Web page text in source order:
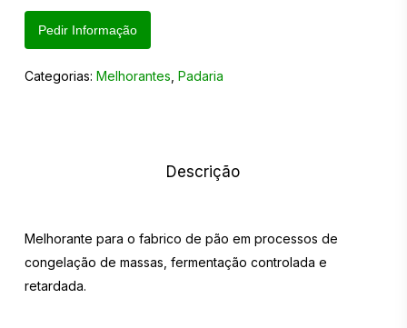
Pedir Informação
Categorias: Melhorantes Padaria
Descrição
Melhorante para o fabrico de pão em processos de
congelação de massas, fermentação controlada e
retardada.